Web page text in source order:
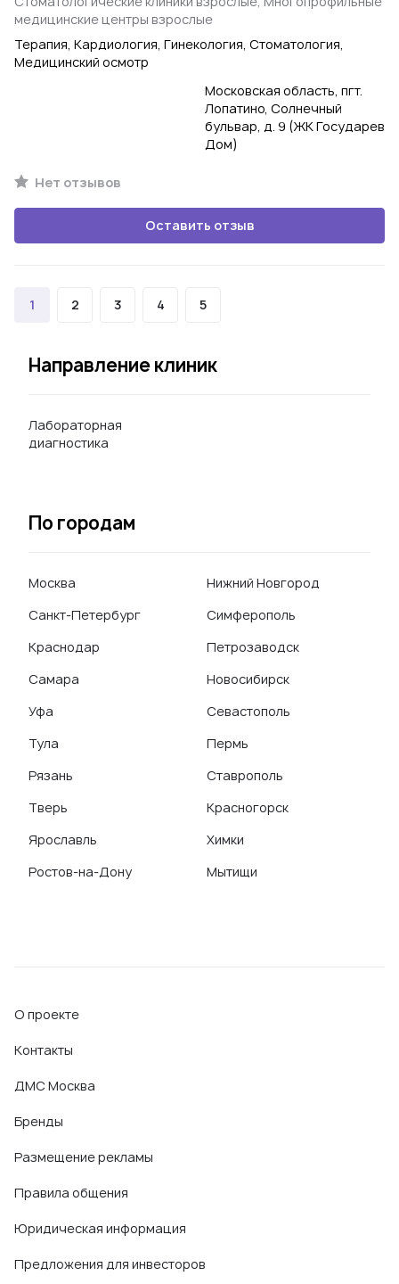
медицинские центры взрослые
Терапия, Кардиология, Гинекология, Стоматология,
Медицинский осмотр
Московская область, пгт.
Лопатино, Солнечный
бульвар, д. 9 (ЖК Государев
Дом)
Нет отзывов
Оставить отзыв
1 2 3 4 5
Направление клиник
Лабораторная
диагностика
По городам
Москва
Санкт-Петербург
Краснодар
Самара
Уфа
Тула
Рязань
Тверь
Ярославль
Ростов-на-Дону
Нижний Новгород
Симферополь
Петрозаводск
Новосибирск
Севастополь
Пермь
Ставрополь
Красногорск
Химки
Мытищи
О проекте
Контакты
ДМС Москва
Бренды
Размещение рекламы
Правила общения
Юридическая информация
Предложения для инвесторов